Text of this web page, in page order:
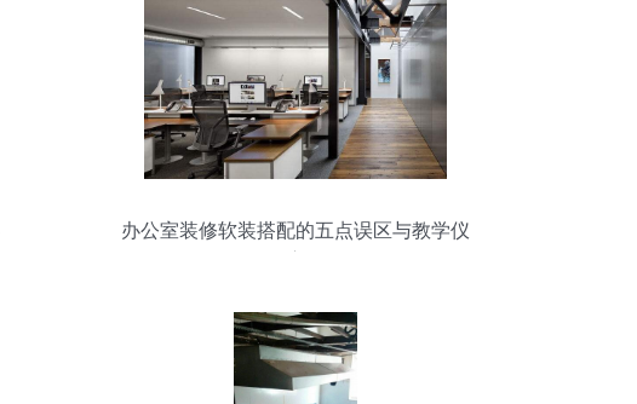
办公室装修软装搭配的五点误区与教学仪